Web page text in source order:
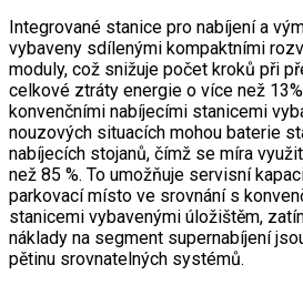
Integrované stanice pro nabíjení a
vybaveny sdílenými kompaktními
moduly, což snižuje počet kroků při
celkové ztráty energie o více než
konvenčními nabíjecími stanicemi
nouzových situacích mohou baterie
nabíjecích stojanů, čímž se míra
než 85 %. To umožňuje servisní
parkovací místo ve srovnání s
stanicemi vybavenými úložištěm,
náklady na segment supernabíjení
pětinu srovnatelných systémů.